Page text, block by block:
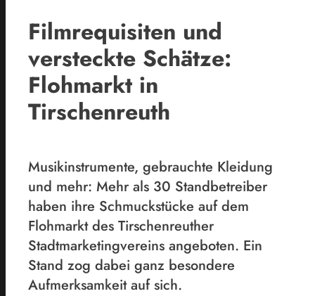
Filmrequisiten und
versteckte Schätze:
Flohmarkt in
Tirschenreuth
Musikinstrumente, gebrauchte Kleidung
und mehr: Mehr als 30 Standbetreiber
haben ihre Schmuckstücke auf dem
Flohmarkt des Tirschenreuther
Stadtmarketingvereins angeboten. Ein
Stand zog dabei ganz besondere
Aufmerksamkeit auf sich.